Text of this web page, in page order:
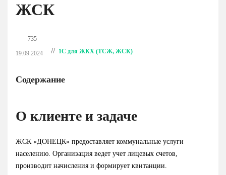
ЖСК
735
19.09.2024 // 1С для ЖКХ (ТСЖ, ЖСК)
Содержание
О клиенте и задаче
ЖСК «ДОНЕЦК» предоставляет коммунальные услуги
населению. Организация ведет учет лицевых счетов,
производит начисления и формирует квитанции.